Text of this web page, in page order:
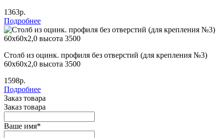
1363р.
Подробнее
Столб из оцинк. профиля без отверстий (для крепления №3)
60х60х2,0 высота 3500
1598р.
Подробнее
Заказ товара
Заказ товара
Ваше имя*